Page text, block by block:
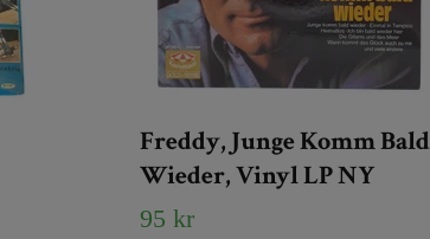
Freddy, Junge Komm Bald
Wieder, Vinyl LP NY
95 kr